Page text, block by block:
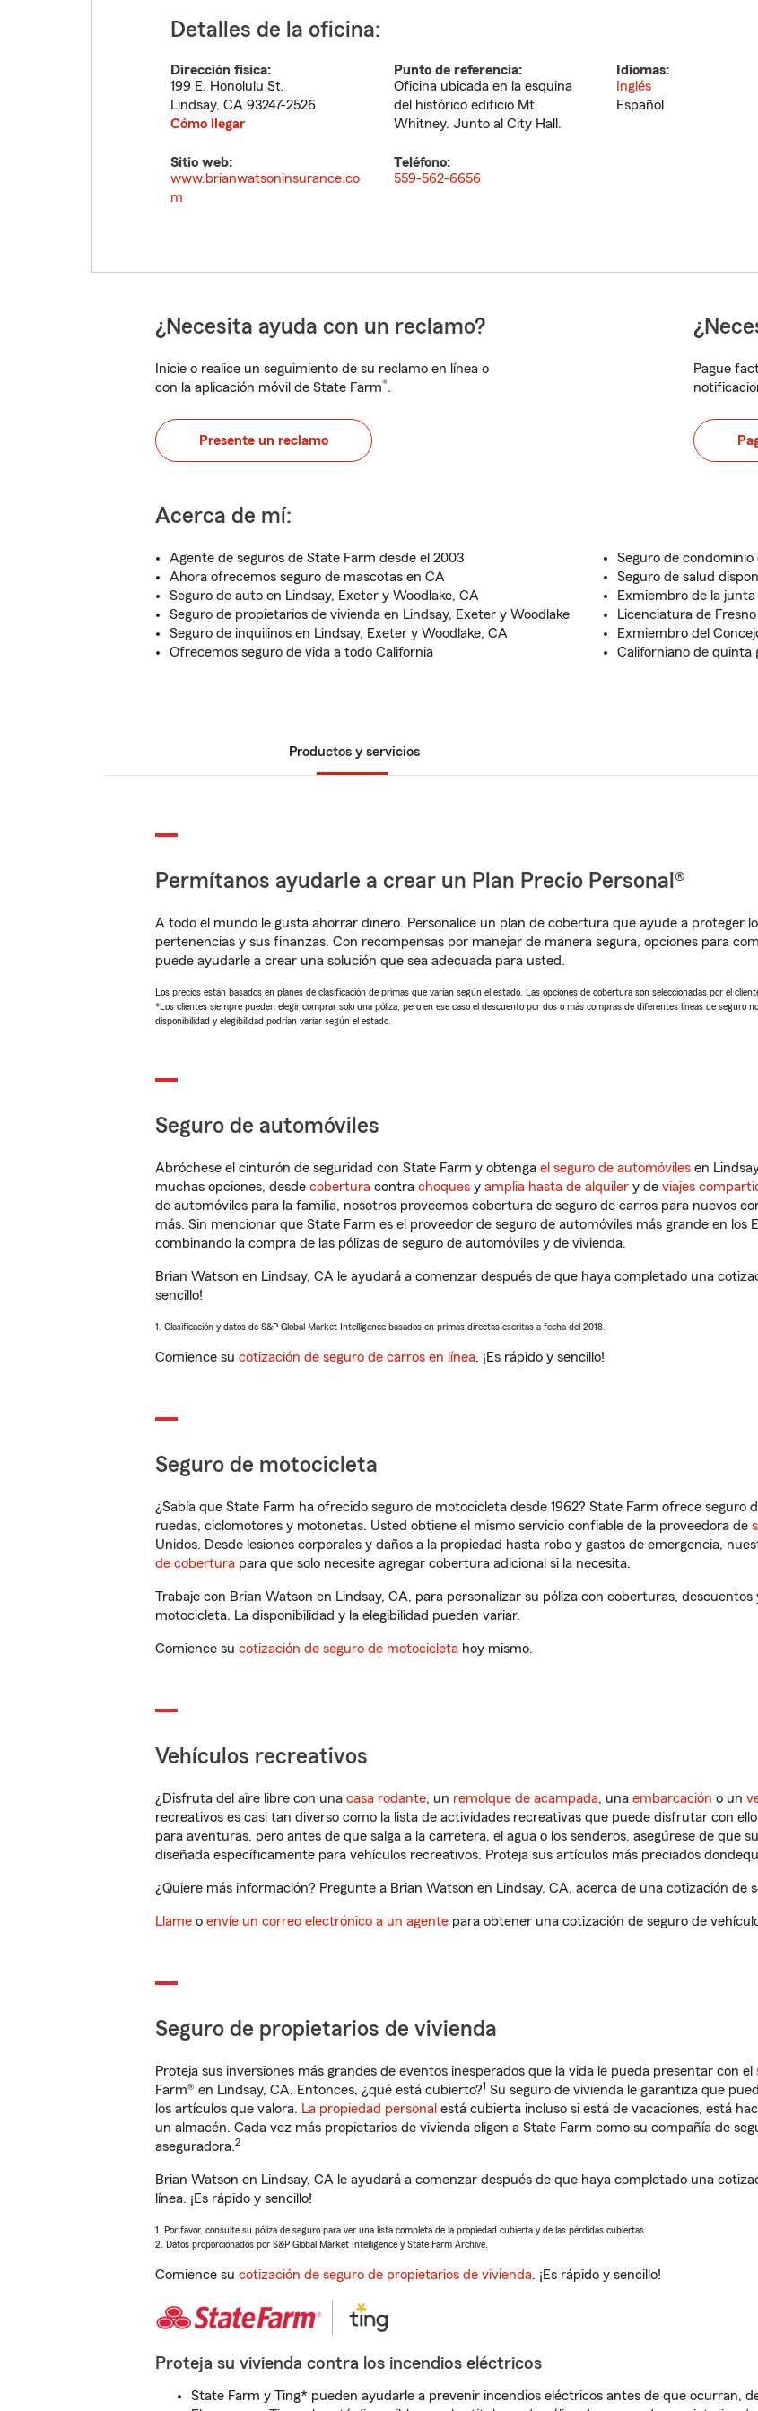
Detalles de la oficina:
Dirección física:
199 E. Honolulu St.
Lindsay, CA 93247-2526
Cómo llegar
Punto de referencia:
Oficina ubicada en la esquina
del histórico edificio Mt.
Whitney. Junto al City Hall.
Idiomas:
Inglés
Español
Sitio web:
www.brianwatsoninsurance.co
m
Teléfono:
559-562-6656
¿Necesita ayuda con un reclamo?
Inicie o realice un seguimiento de su reclamo en línea o
con la aplicación móvil de State Farm®.
Presente un reclamo
Pague
Acerca de mí:
Agente de seguros de State Farm desde el 2003
Ahora ofrecemos seguro de mascotas en CA
Seguro de auto en Lindsay, Exeter y Woodlake, CA
Seguro de propietarios de vivienda en Lindsay, Exeter y Woodlake
Seguro de inquilinos en Lindsay, Exeter y Woodlake, CA
Ofrecemos seguro de vida a todo California
Seguro de
Seguro de salud
Exmiembro de la
Licenciatura de
Exmiembro del
Californiano de quinta
Productos y servicios
Permítanos ayudarle a crear un Plan Precio Personal®
A todo el mundo le gusta ahorrar dinero. Personalice un plan de cobertura que ayude a proteger
pertenencias y sus finanzas. Con recompensas por manejar de manera segura, opciones para
puede ayudarle a crear una solución que sea adecuada para usted.
Los precios están basados en planes de clasificación de primas que varían según el estado. Las opciones de cobertura son seleccionadas por el
*Los clientes siempre pueden elegir comprar solo una póliza, pero en ese caso el descuento por dos o más compras de diferentes líneas de seguro
disponibilidad y elegibilidad podrían variar según el estado.
Seguro de automóviles
Abróchese el cinturón de seguridad con State Farm y obtenga el seguro de automóviles en
muchas opciones, desde cobertura contra choques y amplia hasta de alquiler y de viajes
de automóviles para la familia, nosotros proveemos cobertura de seguro de carros para nuevos
más. Sin mencionar que State Farm es el proveedor de seguro de automóviles más grande en los
combinando la compra de las pólizas de seguro de automóviles y de vivienda.
Brian Watson en Lindsay, CA le ayudará a comenzar después de que haya completado una
sencillo!
1. Clasificación y datos de S&P Global Market Intelligence basados en primas directas escritas a fecha del 2018.
Comience su cotización de seguro de carros en línea. ¡Es rápido y sencillo!
Seguro de motocicleta
¿Sabía que State Farm ha ofrecido seguro de motocicleta desde 1962? State Farm ofrece
ruedas, ciclomotores y motonetas. Usted obtiene el mismo servicio confiable de la proveedora de
Unidos. Desde lesiones corporales y daños a la propiedad hasta robo y gastos de emergencia,
de cobertura para que solo necesite agregar cobertura adicional si la necesita.
Trabaje con Brian Watson en Lindsay, CA, para personalizar su póliza con coberturas,
motocicleta. La disponibilidad y la elegibilidad pueden variar.
Comience su cotización de seguro de motocicleta hoy mismo.
Vehículos recreativos
¿Disfruta del aire libre con una casa rodante, un remolque de acampada, una embarcación o un
recreativos es casi tan diverso como la lista de actividades recreativas que puede disfrutar con
para aventuras, pero antes de que salga a la carretera, el agua o los senderos, asegúrese de que
diseñada específicamente para vehículos recreativos. Proteja sus artículos más preciados
¿Quiere más información? Pregunte a Brian Watson en Lindsay, CA, acerca de una cotización de
Llame o envíe un correo electrónico a un agente para obtener una cotización de seguro de
Seguro de propietarios de vivienda
Proteja sus inversiones más grandes de eventos inesperados que la vida le pueda presentar con el
Farm® en Lindsay, CA. Entonces, ¿qué está cubierto?1 Su seguro de vivienda le garantiza que
los artículos que valora. La propiedad personal está cubierta incluso si está de vacaciones, está
un almacén. Cada vez más propietarios de vivienda eligen a State Farm como su compañía de
aseguradora.2
Brian Watson en Lindsay, CA le ayudará a comenzar después de que haya completado una
línea. ¡Es rápido y sencillo!
1. Por favor, consulte su póliza de seguro para ver una lista completa de la propiedad cubierta y de las pérdidas cubiertas.
2. Datos proporcionados por S&P Global Market Intelligence y State Farm Archive.
Comience su cotización de seguro de propietarios de vivienda. ¡Es rápido y sencillo!
Proteja su vivienda contra los incendios eléctricos
State Farm y Ting* pueden ayudarle a prevenir incendios eléctricos antes de que ocurran,